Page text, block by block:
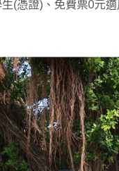
(憑證)、免費票0元